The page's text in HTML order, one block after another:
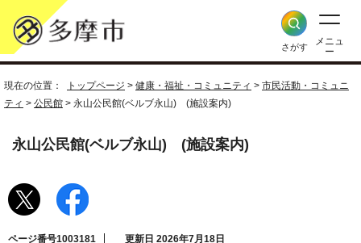
さがす
メニュ
ー
現在の位置： トップページ > 健康・福祉・コミュニティ > 市民活動・コミュニ
ティ > 公民館 > 永山公民館(ベルブ永山) (施設案内)
永山公民館(ベルブ永山) (施設案内)
ページ番号1003181 更新日 2026年7月18日